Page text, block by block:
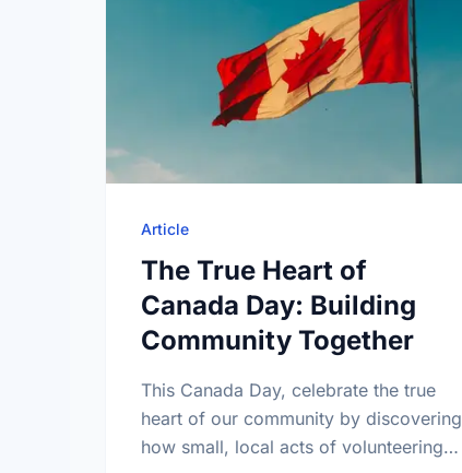
Article
The True Heart of
Canada Day: Building
Community Together
This Canada Day, celebrate the true
heart of our community by discovering
how small, local acts of volunteering